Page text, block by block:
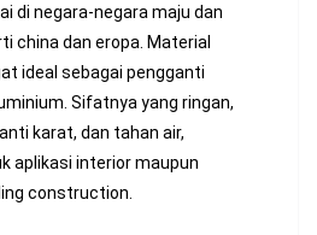
di negara-negara maju dan
china dan eropa. Material
ideal sebagai pengganti
Sifatnya yang ringan,
karat, dan tahan air,
aplikasi interior maupun
construction.